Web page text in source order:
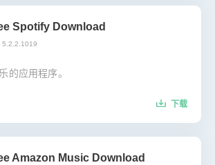
Spotify Download
5.2.2.1019
的应用程序。
下载
Amazon Music Download